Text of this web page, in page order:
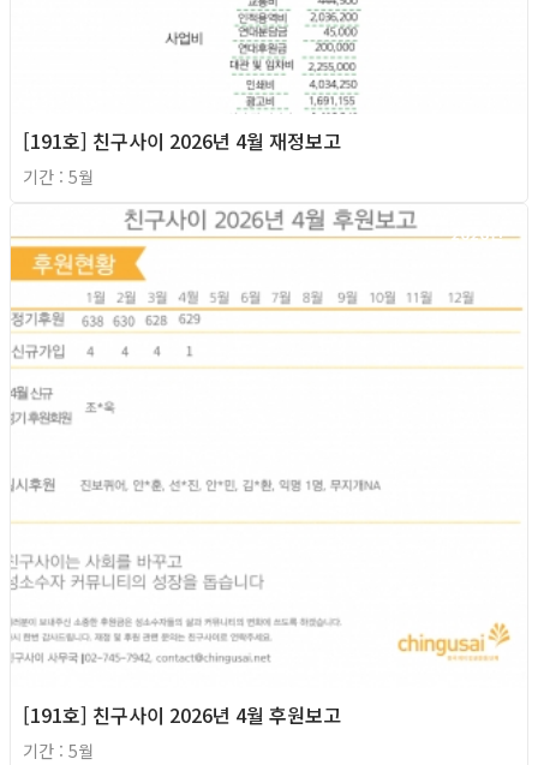
[191호] 친구사이 2026년 4월 재정보고
기간 : 5월
2026년
[191호] 친구사이 2026년 4월 후원보고
기간 : 5월